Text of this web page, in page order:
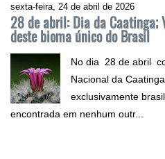
sexta-feira, 24 de abril de 2026
28 de abril: Dia da Caatinga;
deste bioma único do Brasil
No dia 28 de abril
Nacional da
exclusivamente
encontrada em nenhum outr...